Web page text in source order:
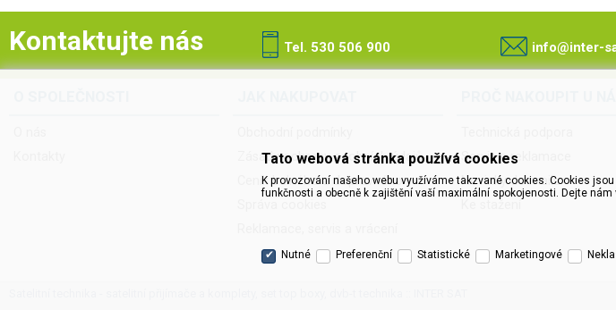
Kontaktujte nás Tel. 530 506 900 info@inter-
Zásady ochrany osobních údajů
Ceník balného a dopravného
Servis a reklamace
Novinky do mailu
Tato webová stránka používá cookies
K provozování našeho webu využíváme takzvané cookies. Cookies
funkčnosti a obecně k zajištění vaší maximální spokojenosti. Dejte nám
Nutné Preferenční Statistické Marketingové